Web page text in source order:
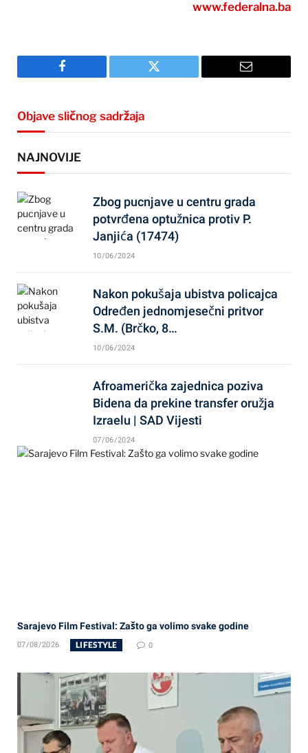
www.federalna.ba
Facebook Twitter Email
Objave sličnog sadržaja
NAJNOVIJE
Zbog pucnjave u centru grada
potvrđena optužnica protiv P.
Janjića (17474)
10/06/2024
Nakon pokušaja ubistva policajca
Određen jednomjesečni pritvor
S.M. (Brčko, 8…
10/06/2024
Afroamerička zajednica poziva
Bidena da prekine transfer oružja
Izraelu | SAD Vijesti
07/06/2024
Sarajevo Film Festival: Zašto ga volimo svake godine
07/08/2026 LIFESTYLE 0